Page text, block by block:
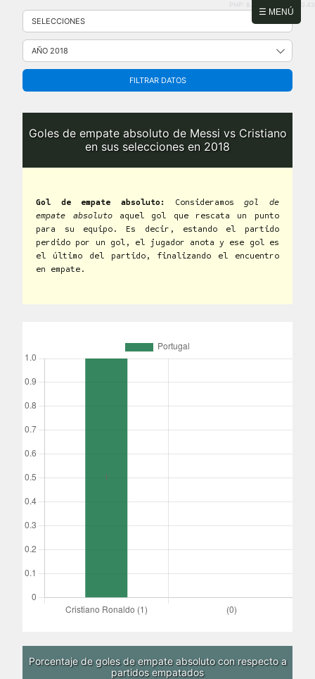
☰ MENÚ
Saltar
contenido
PHP: 8.2.31 | MySQL: 8.0.43
FILTRAR DATOS
Goles de empate absoluto de Messi vs Cristiano
en sus selecciones en 2018
Gol de empate absoluto: Consideramosgol de
empate absolutoaquel gol que rescata un punto
para su equipo. Es decir, estando el partido
perdido por un gol, el jugador anota y ese gol es
el último del partido, finalizando el encuentro
en empate.
Porcentaje de goles de empate absoluto con respecto a
partidos empatados